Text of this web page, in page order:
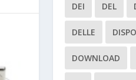
DEI DEL
DELLE
DOWNLOAD